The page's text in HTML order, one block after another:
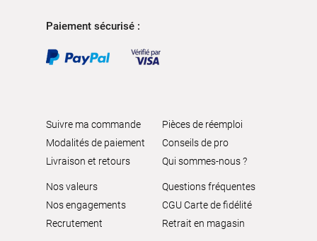
Paiement sécurisé :
Suivre ma commande
Modalités de paiement
Livraison et retours
Pièces de réemploi
Conseils de pro
Qui sommes-nous ?
Nos valeurs
Nos engagements
Recrutement
Questions fréquentes
CGU Carte de fidélité
Retrait en magasin